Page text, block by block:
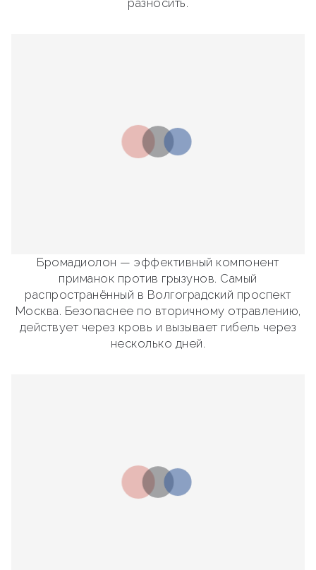
разносить.
Бромадиолон — эффективный компонент
приманок против грызунов. Самый
распространённый в Волгоградский проспект
Москва. Безопаснее по вторичному отравлению,
действует через кровь и вызывает гибель через
несколько дней.